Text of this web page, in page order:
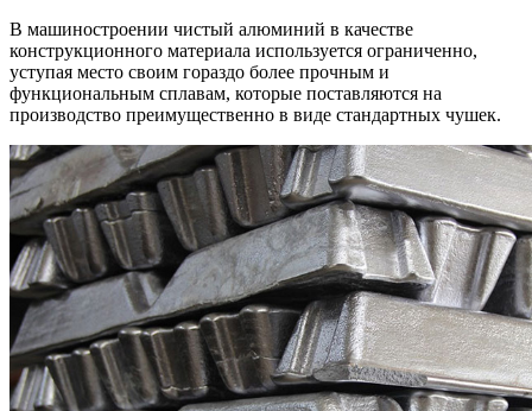
В машиностроении чистый алюминий в качестве
конструкционного материала используется ограниченно,
уступая место своим гораздо более прочным и
функциональным сплавам, которые поставляются на
производство преимущественно в виде стандартных чушек.